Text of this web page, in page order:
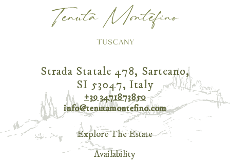
Strada Statale 478, Sarteano,
SI 53047, Italy
+39 3471873850
info@tenutamontefino.com
Explore The Estate
Availability